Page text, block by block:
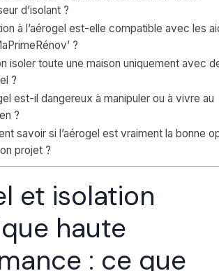
d’isolant ?
à l’aérogel est-elle compatible avec les
?
isoler toute une maison uniquement avec
?
est-il dangereux à manipuler ou à vivre au
?
savoir si l’aérogel est vraiment la bonne
projet ?
et isolation
haute
: ce que